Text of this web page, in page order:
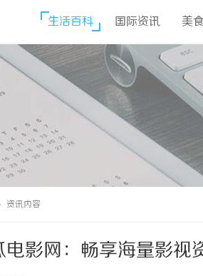
生活百科 国际资讯 美
资讯内容
电影网：畅享海量影视